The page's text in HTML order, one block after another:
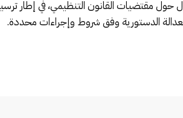
العدالة الدستورية وفق شروط وإجراءات محددة.